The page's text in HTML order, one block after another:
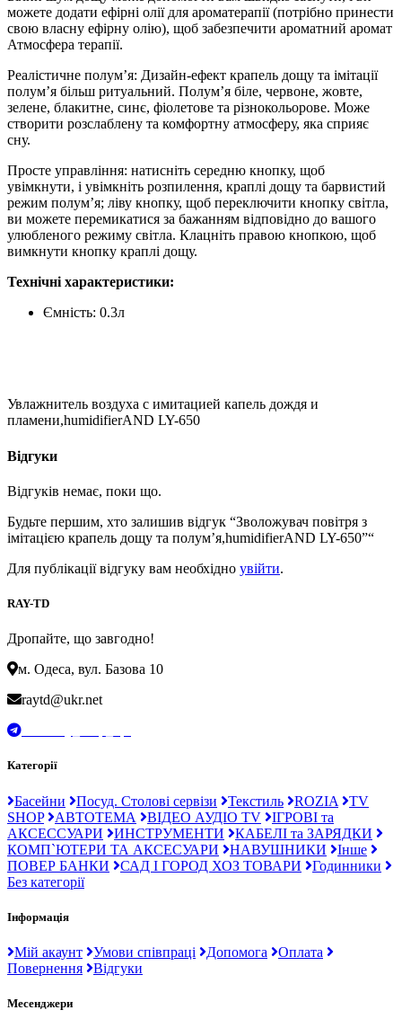
можете додати ефірні олії для ароматерапії (потрібно принести
свою власну ефірну олію), щоб забезпечити ароматний аромат
Атмосфера терапії.
Реалістичне полум’я: Дизайн-ефект крапель дощу та імітації
полум’я більш ритуальний. Полум’я біле, червоне, жовте,
зелене, блакитне, синє, фіолетове та різнокольорове. Може
створити розслаблену та комфортну атмосферу, яка сприяє
сну.
Просте управління: натисніть середню кнопку, щоб
увімкнути, і увімкніть розпилення, краплі дощу та барвистий
режим полум’я; ліву кнопку, щоб переключити кнопку світла,
ви можете перемикатися за бажанням відповідно до вашого
улюбленого режиму світла. Клацніть правою кнопкою, щоб
вимкнути кнопку краплі дощу.
Технічні характеристики:
Ємність: 0.3л
Увлажнитель воздуха с имитацией капель дождя и
пламени,humidifierAND LY-650
Відгуки
Відгуків немає, поки що.
Будьте першим, хто залишив відгук “Зволожувач повітря з
імітацією крапель дощу та полум’я,humidifierAND LY-650”“
Для публікації відгуку вам необхідно увійти.
RAY-TD
Дропайте, що завгодно!
м. Одеса, вул. Базова 10
raytd@ukr.net
Категорії
Басейни Посуд. Столові сервізи Текстиль ROZIA
TV
SHOP
АВТОТЕМА ВІДЕО АУДІО TV
ІГРОВІ та
АКСЕССУАРИ
ИНСТРУМЕНТИ
КАБЕЛІ та ЗАРЯДКИ
КОМП`ЮТЕРИ ТА АКСЕСУАРИ
НАВУШНИКИ
Інше
ПОВЕР БАНКИ
САД І ГОРОД ХОЗ ТОВАРИ
Годинники
Без категорії
Інформація
Мій акаунт Умови співпраці Допомога
Оплата
Повернення
Відгуки
Месенджери